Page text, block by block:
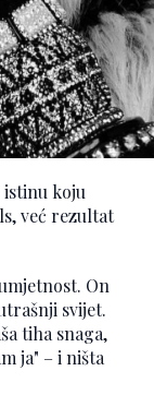
istinu koju
već rezultat
On
svijet.
tiha snaga,
ja" – i ništa